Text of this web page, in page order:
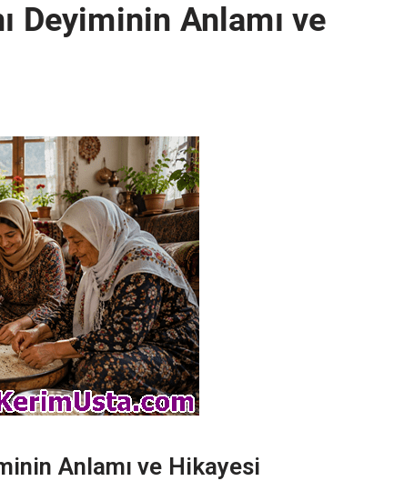
Deyiminin Anlamı ve
Anlamı ve Hikayesi